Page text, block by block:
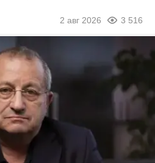
2 авг 2026 3 516